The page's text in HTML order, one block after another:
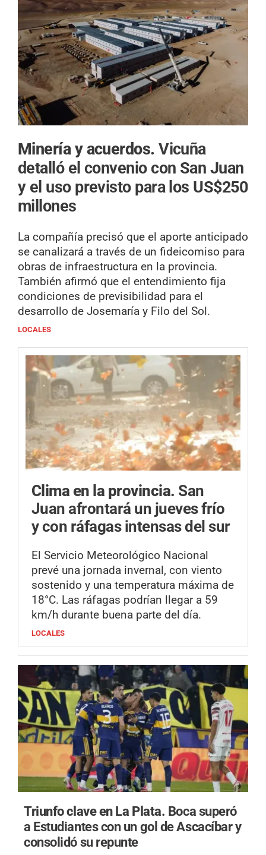
Minería y acuerdos.Vicuña
detalló el convenio con San Juan
y el uso previsto para los US$250
millones
La compañía precisó que el aporte anticipado
se canalizará a través de un fideicomiso para
obras de infraestructura en la provincia.
También afirmó que el entendimiento fija
condiciones de previsibilidad para el
desarrollo de Josemaría y Filo del Sol.
LOCALES
Clima en la provincia. San
Juan afrontará un jueves frío
y con ráfagas intensas del sur
El Servicio Meteorológico Nacional
prevé una jornada invernal, con viento
sostenido y una temperatura máxima de
18°C. Las ráfagas podrían llegar a 59
km/h durante buena parte del día.
LOCALES
Triunfo clave en La Plata. Boca superó
a Estudiantes con un gol de Ascacíbar y
consolidó su repunte